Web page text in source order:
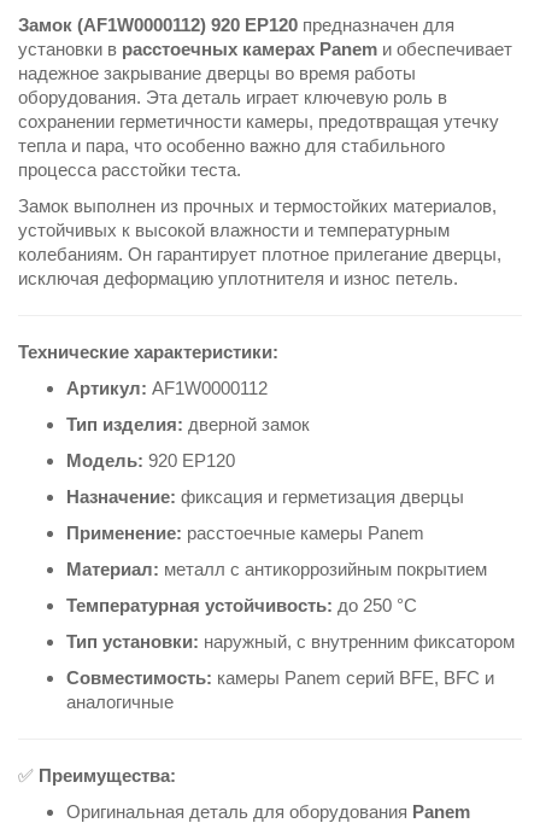
Замок (AF1W0000112) 920 EP120 предназначен для
установки в расстоечных камерах Panem и обеспечивает
надежное закрывание дверцы во время работы
оборудования. Эта деталь играет ключевую роль в
сохранении герметичности камеры, предотвращая утечку
тепла и пара, что особенно важно для стабильного
процесса расстойки теста.
Замок выполнен из прочных и термостойких материалов,
устойчивых к высокой влажности и температурным
колебаниям. Он гарантирует плотное прилегание дверцы,
исключая деформацию уплотнителя и износ петель.
Технические характеристики:
Артикул: AF1W0000112
Тип изделия: дверной замок
Модель: 920 EP120
Назначение: фиксация и герметизация дверцы
Применение: расстоечные камеры Panem
Материал: металл с антикоррозийным покрытием
Температурная устойчивость: до 250 °C
Тип установки: наружный, с внутренним фиксатором
Совместимость: камеры Panem серий BFE, BFC и
аналогичные
✅ Преимущества:
Оригинальная деталь для оборудования Panem